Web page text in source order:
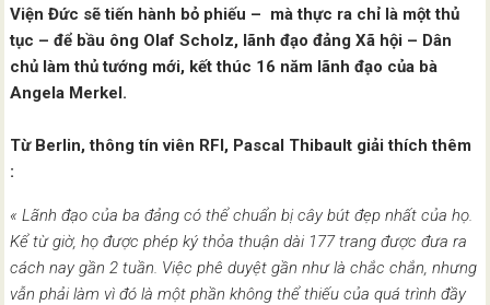
Viện Đức sẽ tiến hành bỏ phiếu – mà thực ra chỉ là một thủ
tục – để bầu ông Olaf Scholz, lãnh đạo đảng Xã hội – Dân
chủ làm thủ tướng mới, kết thúc 16 năm lãnh đạo của bà
Angela Merkel.
Từ Berlin, thông tín viên RFI, Pascal Thibault giải thích thêm
:
« Lãnh đạo của ba đảng có thể chuẩn bị cây bút đẹp nhất của họ.
Kể từ giờ, họ được phép ký thỏa thuận dài 177 trang được đưa ra
cách nay gần 2 tuần. Việc phê duyệt gần như là chắc chắn, nhưng
vẫn phải làm vì đó là một phần không thể thiếu của quá trình đầy